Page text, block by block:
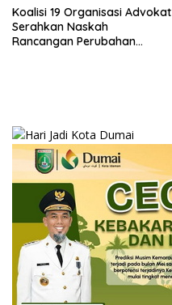
Koalisi 19 Organisasi Advokat
Serahkan Naskah
Rancangan Perubahan